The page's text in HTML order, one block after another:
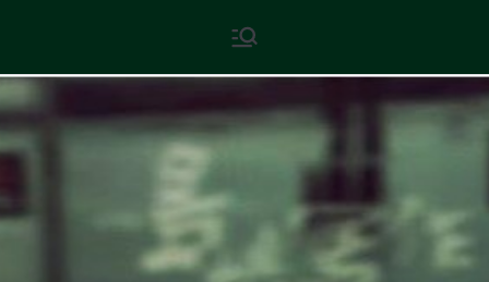
content
現代文學
地球小如鴿卵，/ 我輕輕地將它